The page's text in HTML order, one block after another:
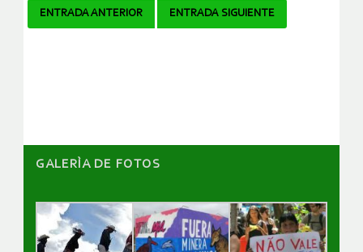
Navegador
ENTRADA ANTERIOR ENTRADA SIGUIENTE
GALERÌA DE FOTOS